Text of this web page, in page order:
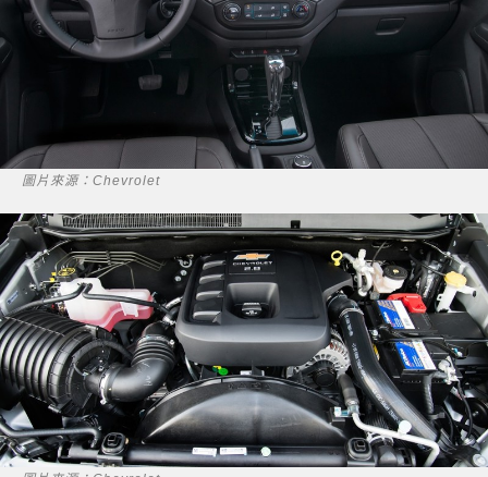
圖片來源：Chevrolet